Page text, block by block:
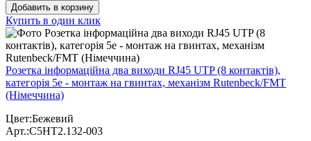
Добавить в корзину
Купить в один клик
Розетка інформаційна два виходи RJ45 UTP (8 контактів),
категорія 5e - монтаж на гвинтах, механізм Rutenbeck/FMT
(Німеччина)
Цвет:Бежевий
Арт.:С5НТ2.132-003